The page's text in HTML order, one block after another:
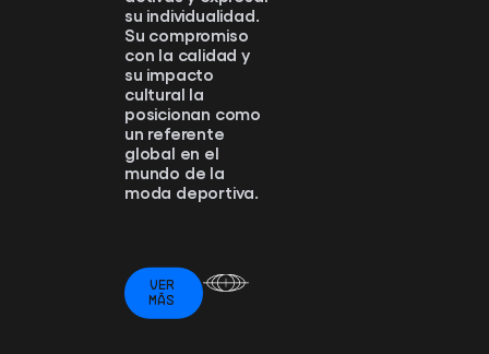
su individualidad.
Su compromiso
con la calidad y
su impacto
cultural la
posicionan como
un referente
global en el
mundo de la
moda deportiva.
VER
MÁS